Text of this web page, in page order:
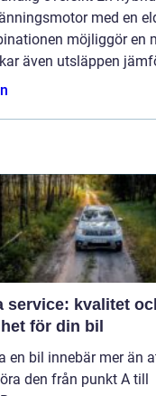
med en
möjliggör en
även utsläppen
service: kvalitet
för din bil
en bil innebär mer än
den från punkt A till